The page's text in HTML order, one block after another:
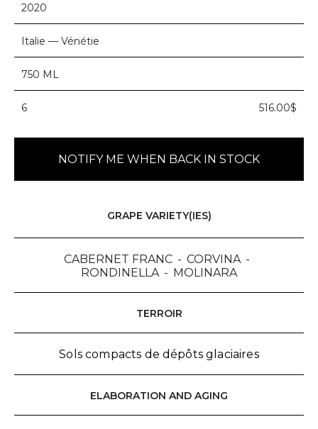
2020
Italie — Vénétie
750 ML
6 516.00$
NOTIFY ME WHEN BACK IN STOCK
GRAPE VARIETY(IES)
CABERNET FRANC
CORVINA
RONDINELLA
MOLINARA
TERROIR
Sols compacts de dépôts glaciaires
ELABORATION AND AGING